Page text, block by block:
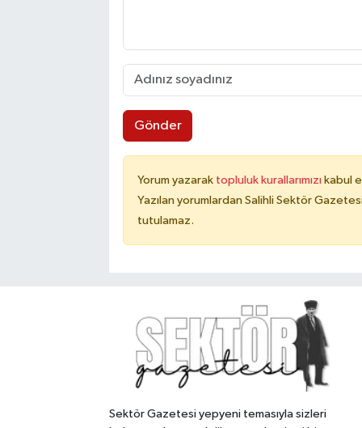
Gönder
Yorum yazarak topluluk kurallarımızı kabul
Yazılan yorumlardan Salihli Sektör
tutulamaz.
Sektör Gazetesi yepyeni temasıyla sizleri